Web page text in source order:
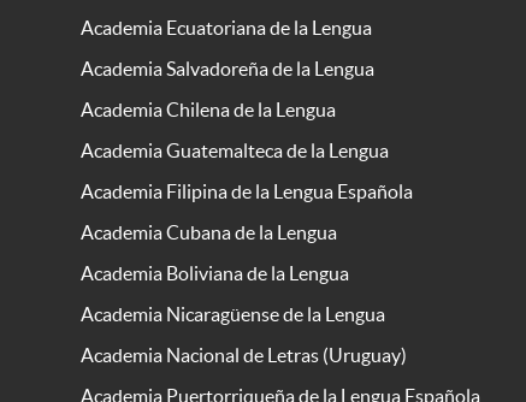
Academia Ecuatoriana de la Lengua
Academia Salvadoreña de la Lengua
Academia Chilena de la Lengua
Academia Guatemalteca de la Lengua
Academia Filipina de la Lengua Española
Academia Cubana de la Lengua
Academia Boliviana de la Lengua
Academia Nicaragüense de la Lengua
Academia Nacional de Letras (Uruguay)
Academia Puertorriqueña de la Lengua Española